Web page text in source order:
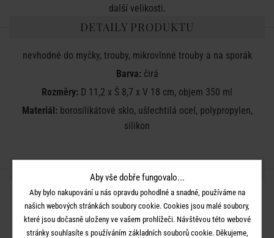
další velikosti.
DETAILY PRODUKTU
nevhodné do myčky, trouby, mikrovlnné trouby a na sporák
Barva:čirá
Rozměry: D 11,2 x Š 8,7 x V 18 cm, objem 350 ml
Materiál:borosilikátové sklo, ušlechtilá ocel, polypropylen,
silikon
Aby vše dobře fungovalo...
Aby bylo nakupování u nás opravdu pohodlné a snadné, používáme na
našich webových stránkách soubory cookie. Cookies jsou malé soubory,
které jsou dočasně uloženy ve vašem prohlížeči. Návštěvou této webové
stránky souhlasíte s používáním základních souborů cookie. Děkujeme,